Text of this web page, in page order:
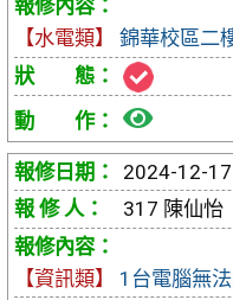
單
【水電類】錦華校區二
檢
視
報
單
2024-12-
317 陳仙怡
【資訊類】 1台電腦無